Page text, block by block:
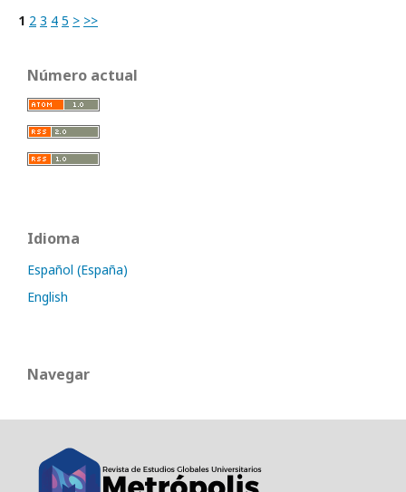
1 2 3 4 5 > >>
Número actual
Idioma
Español (España)
English
Navegar